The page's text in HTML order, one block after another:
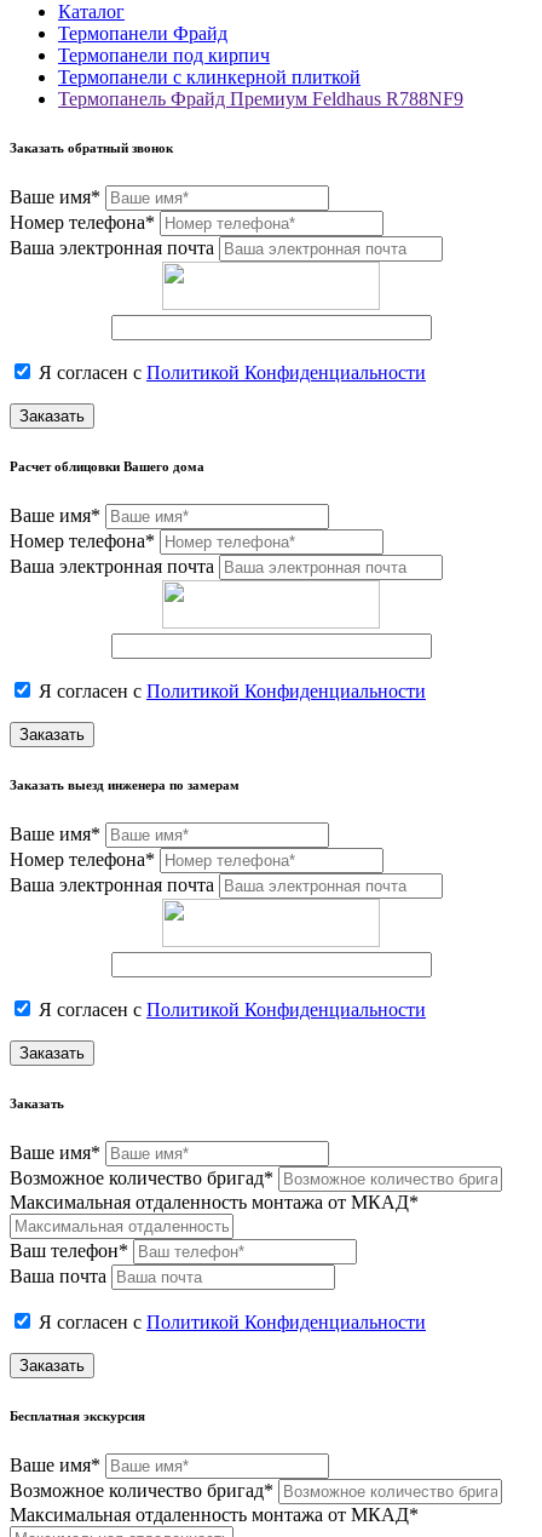
Каталог
Термопанели Фрайд
Термопанели под кирпич
Термопанели с клинкерной плиткой
Термопанель Фрайд Премиум Feldhaus R788NF9
Заказать обратный звонок
Ваше имя*
Номер телефона*
Ваша электронная почта
Я согласен с Политикой Конфиденциальности
Заказать
Расчет облицовки Вашего дома
Ваше имя*
Номер телефона*
Ваша электронная почта
Я согласен с Политикой Конфиденциальности
Заказать
Заказать выезд инженера по замерам
Ваше имя*
Номер телефона*
Ваша электронная почта
Я согласен с Политикой Конфиденциальности
Заказать
Заказать
Ваше имя*
Возможное количество бригад*
Максимальная отдаленность монтажа от МКАД*
Ваш телефон*
Ваша почта
Я согласен с Политикой Конфиденциальности
Заказать
Бесплатная экскурсия
Ваше имя*
Возможное количество бригад*
Максимальная отдаленность монтажа от МКАД*